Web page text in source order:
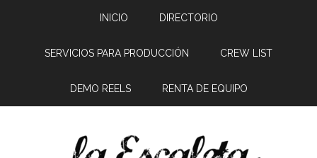
INICIO DIRECTORIO
SERVICIOS PARA PRODUCCIÓN CREW LIST
DEMO REELS RENTA DE EQUIPO